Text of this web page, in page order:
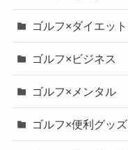
ゴルフ×ダイエット
ゴルフ×ビジネス
ゴルフ×メンタル
ゴルフ×便利グッズ